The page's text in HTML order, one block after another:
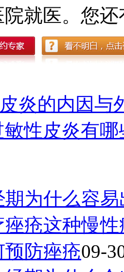
就医。您
皮炎的内因与
敏性皮炎有哪
为什么容
痤疮这种慢
防痤疮09-